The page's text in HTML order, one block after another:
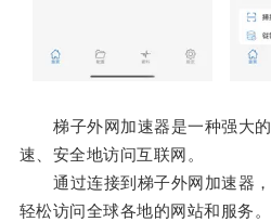
梯子外网加速器是一种强大的
速、安全地访问互联网。
通过连接到梯子外网加速器，
轻松访问全球各地的网站和服务。